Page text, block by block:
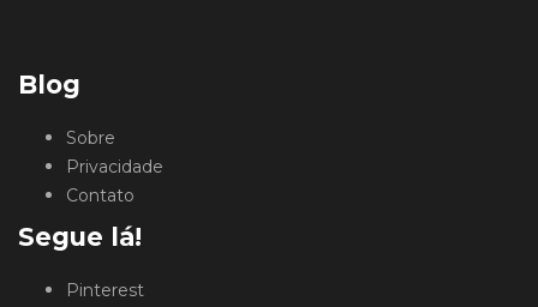
Blog
Sobre
Privacidade
Contato
Segue lá!
Pinterest